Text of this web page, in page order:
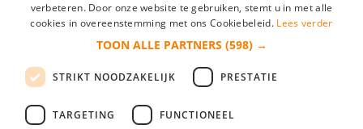
*
login gegevens onthouden
login
verbeteren. Door onze website te gebruiken, stemt u in met alle
cookies in overeenstemming met ons Cookiebeleid. Lees verder
TOON ALLE PARTNERS (598) →
STRIKT NOODZAKELIJK PRESTATIE
TARGETING FUNCTIONEEL